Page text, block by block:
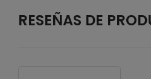
RESEÑAS DE